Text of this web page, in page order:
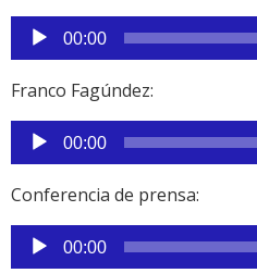
Reproductor
de
audio
00:00
Franco Fagúndez:
Reproductor
de
audio
00:00
Conferencia de prensa:
Reproductor
de
00:00